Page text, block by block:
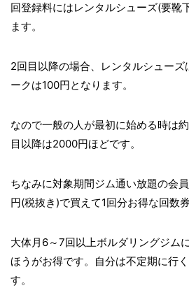
回登録料にはレンタルシューズ(要靴
ます。
2回目以降の場合、レンタルシュー
ークは100円となります。
なので一般の人が最初に始める時は
目以降は2000円ほどです。
ちなみに対象期間ジム通い放題の会
円(税抜き)で買えて1回分お得な回数
大体月6～7回以上ボルダリングジム
ほうがお得です。自分は不定期に行
す。